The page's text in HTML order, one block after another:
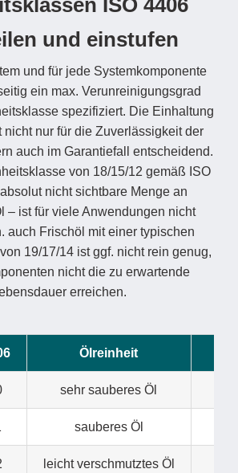
ISO 4406
und einstufen
und für jede Systemkomponente
ein max. Verunreinigungsgrad
spezifiziert. Die Einhaltung
nicht nur für die Zuverlässigkeit der
auch im Garantiefall entscheidend.
von 18/15/12 gemäß ISO
nicht sichtbare Menge an
– ist für viele Anwendungen nicht
auch Frischöl mit einer typischen
19/17/14 ist ggf. nicht rein genug,
nicht die zu erwartende
erreichen.
Ölreinheit
sehr sauberes Öl
sauberes Öl
leicht verschmutztes Öl